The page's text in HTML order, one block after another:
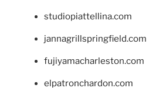
studiopiattellina.com
jannagrillspringfield.com
fujiyamacharleston.com
elpatronchardon.com